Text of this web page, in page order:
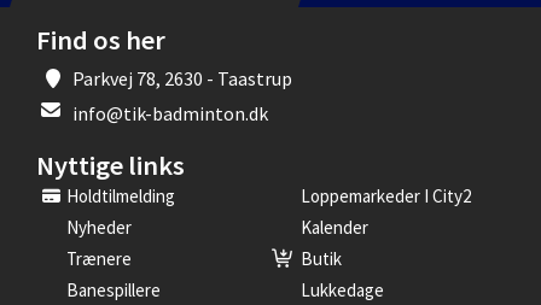
Find os her
Parkvej 78, 2630 - Taastrup
info@tik-badminton.dk
Nyttige links
Holdtilmelding
Loppemarkeder I City2
Nyheder
Kalender
Trænere
Butik
Banespillere
Lukkedage